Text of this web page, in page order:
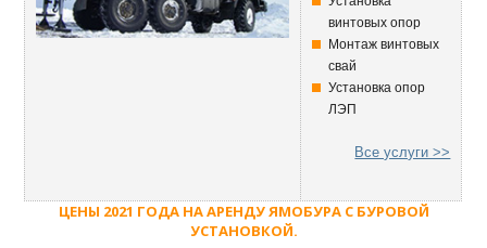
винтовых опор
Монтаж винтовых
свай
Установка опор
ЛЭП
Все услуги >>
ЦЕНЫ 2021 ГОДА НА АРЕНДУ ЯМОБУРА С БУРОВОЙ
УСТАНОВКОЙ.